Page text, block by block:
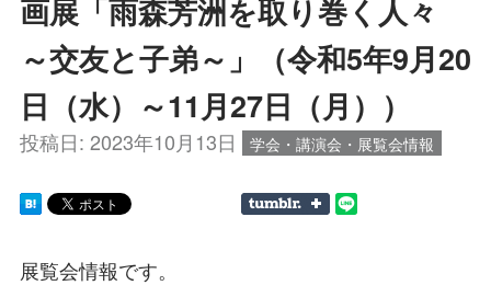
画展「雨森芳洲を取り巻く人々
～交友と子弟～」（令和5年9月20
日（水）～11月27日（月））
投稿日: 2023年10月13日 学会・講演会・展覧会情報
展覧会情報です。